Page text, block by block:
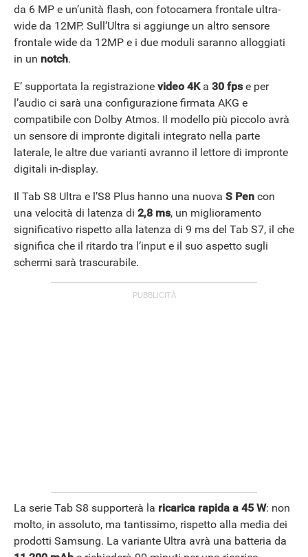
da 6 MP e un’unità flash, con fotocamera frontale ultra-
wide da 12MP. Sull’Ultra si aggiunge un altro sensore
frontale wide da 12MP e i due moduli saranno alloggiati
in un notch.
E’ supportata la registrazione video 4Ka 30 fpse per
l’audio ci sarà una configurazione firmata AKG e
compatibile con Dolby Atmos. Il modello più piccolo avrà
un sensore di impronte digitali integrato nella parte
laterale, le altre due varianti avranno il lettore di impronte
digitali in-display.
Il Tab S8 Ultra e l’S8 Plus hanno una nuova S Pen con
una velocità di latenza di 2,8 ms, un miglioramento
significativo rispetto alla latenza di 9 ms del Tab S7, il che
significa che il ritardo tra l’input e il suo aspetto sugli
schermi sarà trascurabile.
La serie Tab S8 supporterà la ricarica rapida a 45 W: non
molto, in assoluto, ma tantissimo, rispetto alla media dei
prodotti Samsung. La variante Ultra avrà una batteria da